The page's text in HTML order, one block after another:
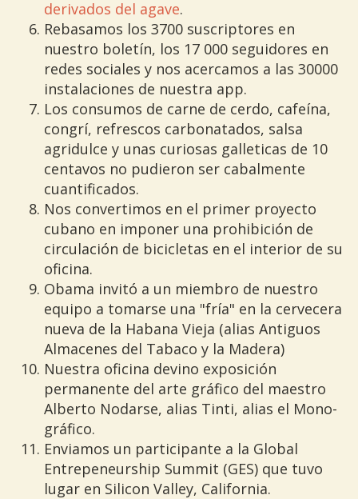
derivados del agave.
Rebasamos los 3700 suscriptores en
nuestro boletín, los 17 000 seguidores en
redes sociales y nos acercamos a las 30000
instalaciones de nuestra app.
Los consumos de carne de cerdo, cafeína,
congrí, refrescos carbonatados, salsa
agridulce y unas curiosas galleticas de 10
centavos no pudieron ser cabalmente
cuantificados.
Nos convertimos en el primer proyecto
cubano en imponer una prohibición de
circulación de bicicletas en el interior de su
oficina.
Obama invitó a un miembro de nuestro
equipo a tomarse una "fría" en la cervecera
nueva de la Habana Vieja (alias Antiguos
Almacenes del Tabaco y la Madera)
Nuestra oficina devino exposición
permanente del arte gráfico del maestro
Alberto Nodarse, alias Tinti, alias el Mono-
gráfico.
Enviamos un participante a la Global
Entrepeneurship Summit (GES) que tuvo
lugar en Silicon Valley, California.